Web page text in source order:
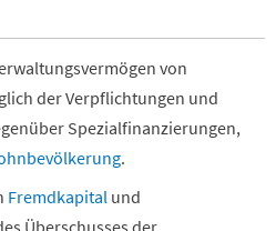
von
der Verpflichtungen und
Spezialfinanzierungen,
.
Fremdkapital und